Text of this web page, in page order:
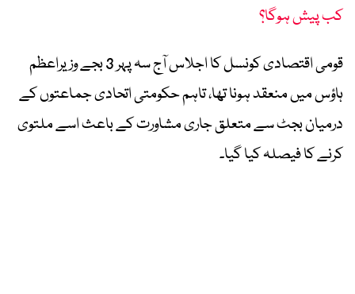
کب پیش ہوگا؟
قومی اقتصادی کونسل کا اجلاس آج سہ پہر 3 بجے وزیراعظم
ہاؤس میں منعقد ہونا تھا، تاہم حکومتی اتحادی جماعتوں کے
درمیان بجٹ سے متعلق جاری مشاورت کے باعث اسے ملتوی
کرنے کا فیصلہ کیا گیا۔